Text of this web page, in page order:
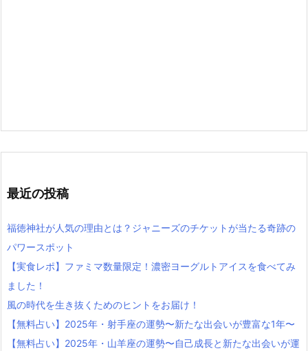
最近の投稿
福徳神社が人気の理由とは？ジャニーズのチケットが当たる奇跡の
パワースポット
【実食レポ】ファミマ数量限定！濃密ヨーグルトアイスを食べてみ
ました！
風の時代を生き抜くためのヒントをお届け！
【無料占い】2025年・射手座の運勢〜新たな出会いが豊富な1年〜
【無料占い】2025年・山羊座の運勢〜自己成長と新たな出会いが運